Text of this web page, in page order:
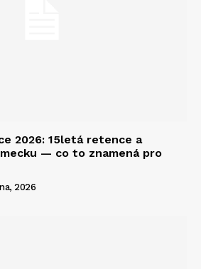
2026: 15letá retence a
— co to znamená pro
2026